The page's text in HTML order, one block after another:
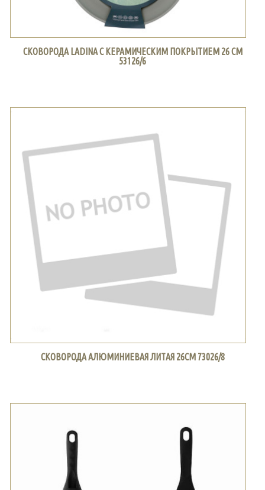
СКОВОРОДА LADINA С КЕРАМИЧЕСКИМ ПОКРЫТИЕМ 26 СМ
53126/6
СКОВОРОДА АЛЮМИНИЕВАЯ ЛИТАЯ 26СМ 73026/8